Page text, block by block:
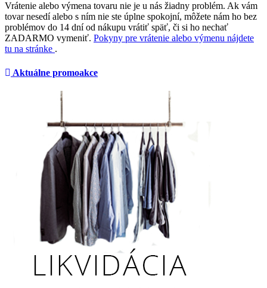
Vrátenie alebo výmena tovaru nie je u nás žiadny problém. Ak vám
tovar nesedí alebo s ním nie ste úplne spokojní, môžete nám ho bez
problémov do 14 dní od nákupu vrátiť späť, či si ho nechať
ZADARMO vymeniť. Pokyny pre vrátenie alebo výmenu nájdete
tu na stránke .
Aktuálne promoakce